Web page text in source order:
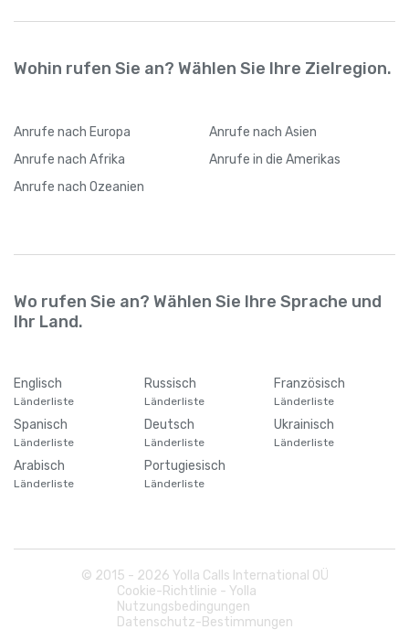
Wohin rufen Sie an? Wählen Sie Ihre Zielregion.
Anrufe nach Europa Anrufe nach Asien
Anrufe nach Afrika Anrufe in die Amerikas
Anrufe nach Ozeanien
Wo rufen Sie an? Wählen Sie Ihre Sprache und
Ihr Land.
Englisch
Länderliste
Russisch
Länderliste
Französisch
Länderliste
Spanisch
Länderliste
Deutsch
Länderliste
Ukrainisch
Länderliste
Arabisch
Länderliste
Portugiesisch
Länderliste
© 2015 - 2026 Yolla Calls International OÜ
Cookie-Richtlinie - Yolla
Nutzungsbedingungen
Datenschutz-Bestimmungen